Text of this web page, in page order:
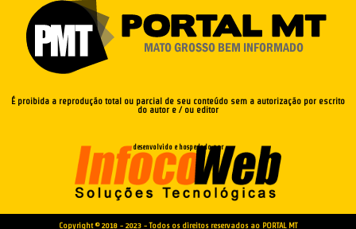
É proibida a reprodução total ou parcial de seu conteúdo sem a autorização por escrito
do autor e / ou editor
desenvolvido e hospedado por
Copyright © 2018 - 2023 - Todos os direitos reservados ao PORTAL MT